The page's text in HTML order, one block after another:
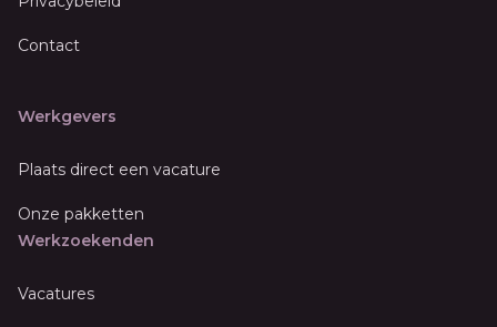
Contact
Werkgevers
Plaats direct een vacature
Onze pakketten
Werkzoekenden
Vacatures